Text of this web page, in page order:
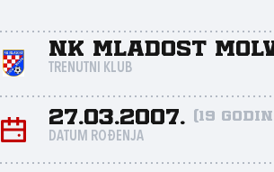
NK Mladost
TRENUTNI KLUB
27.03.2007. (19
DATUM ROĐENJA